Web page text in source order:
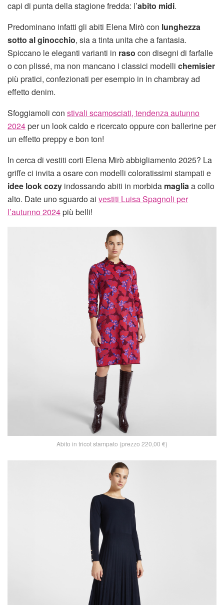
capi di punta della stagione fredda: l’abito midi.
Predominano infatti gli abiti Elena Mirò con lunghezza
sotto al ginocchio, sia a tinta unita che a fantasia.
Spiccano le eleganti varianti in raso con disegni di farfalle
o con plissé, ma non mancano i classici modelli chemisier
più pratici, confezionati per esempio in in chambray ad
effetto denim.
Sfoggiamoli con stivali scamosciati, tendenza autunno
2024per un look caldo e ricercato oppure con ballerine per
un effetto preppy e bon ton!
In cerca di vestiti corti Elena Mirò abbigliamento 2025? La
griffe ci invita a osare con modelli coloratissimi stampati e
idee look cozy indossando abiti in morbida magliaa collo
alto. Date uno sguardo ai vestiti Luisa Spagnoli per
l’autunno 2024più belli!
Abito in tricot stampato (prezzo 220,00 €)